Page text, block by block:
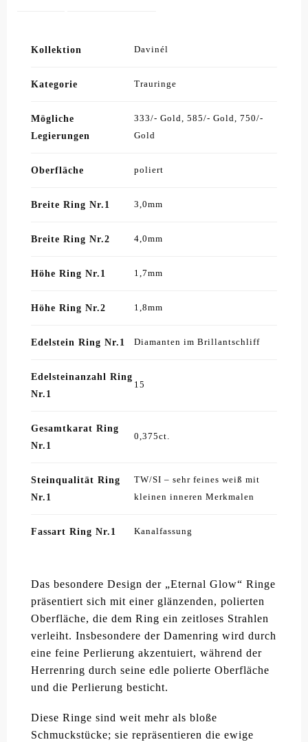
Kollektion Davinél
Kategorie Trauringe
Mögliche
Legierungen
333/- Gold, 585/- Gold, 750/-
Gold
Oberfläche poliert
Breite Ring Nr.1 3,0mm
Breite Ring Nr.2 4,0mm
Höhe Ring Nr.1 1,7mm
Höhe Ring Nr.2 1,8mm
Edelstein Ring Nr.1 Diamanten im Brillantschliff
Edelsteinanzahl Ring
Nr.1
15
Gesamtkarat Ring
Nr.1
0,375ct.
Steinqualität Ring
Nr.1
TW/SI – sehr feines weiß mit
kleinen inneren Merkmalen
Fassart Ring Nr.1 Kanalfassung
Das besondere Design der „Eternal Glow“ Ringe
präsentiert sich mit einer glänzenden, polierten
Oberfläche, die dem Ring ein zeitloses Strahlen
verleiht. Insbesondere der Damenring wird durch
eine feine Perlierung akzentuiert, während der
Herrenring durch seine edle polierte Oberfläche
und die Perlierung besticht.
Diese Ringe sind weit mehr als bloße
Schmuckstücke; sie repräsentieren die ewige